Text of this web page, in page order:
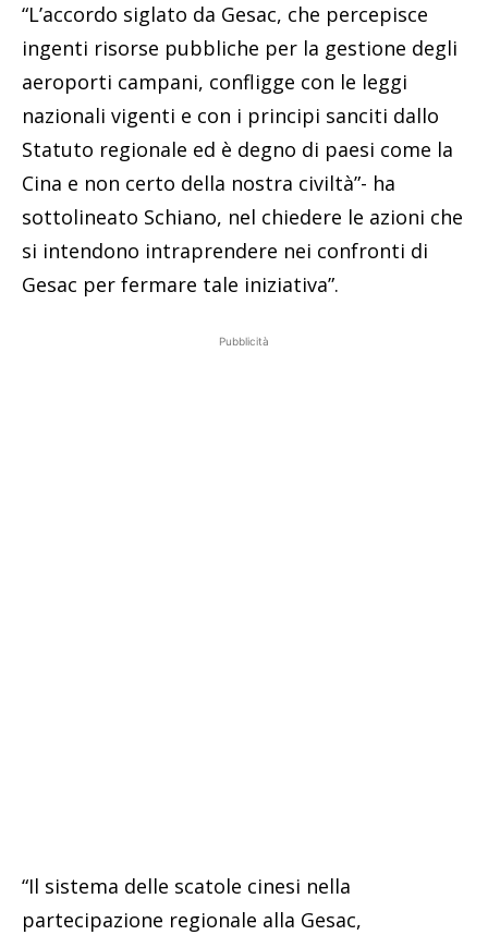
“L’accordo siglato da Gesac, che percepisce
ingenti risorse pubbliche per la gestione degli
aeroporti campani, confligge con le leggi
nazionali vigenti e con i principi sanciti dallo
Statuto regionale ed è degno di paesi come la
Cina e non certo della nostra civiltà”- ha
sottolineato Schiano, nel chiedere le azioni che
si intendono intraprendere nei confronti di
Gesac per fermare tale iniziativa”.
Pubblicità
“Il sistema delle scatole cinesi nella
partecipazione regionale alla Gesac,